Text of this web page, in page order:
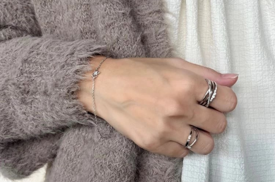
ブランド Canal４℃
カテゴリー すべてのジュエリー
素材
カラー